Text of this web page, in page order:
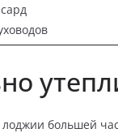
большей